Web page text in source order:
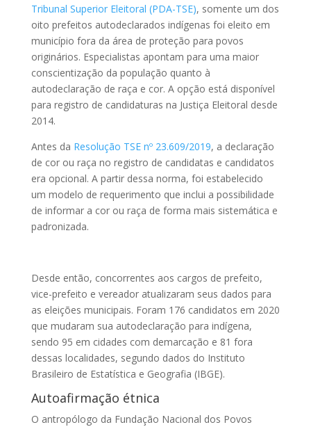
Tribunal Superior Eleitoral (PDA-TSE), somente um dos
oito prefeitos autodeclarados indígenas foi eleito em
município fora da área de proteção para povos
originários. Especialistas apontam para uma maior
conscientização da população quanto à
autodeclaração de raça e cor. A opção está disponível
para registro de candidaturas na Justiça Eleitoral desde
2014.
Antes da Resolução TSE nº 23.609/2019, a declaração
de cor ou raça no registro de candidatas e candidatos
era opcional. A partir dessa norma, foi estabelecido
um modelo ­­de requerimento que inclui a possibilidade
de informar a cor ou raça de forma mais sistemática e
padronizada.
Desde então, concorrentes aos cargos de prefeito,
vice-prefeito e vereador atualizaram seus dados para
as eleições municipais. Foram 176 candidatos em 2020
que mudaram sua autodeclaração para indígena,
sendo 95 em cidades com demarcação e 81 fora
dessas localidades, segundo dados do Instituto
Brasileiro de Estatística e Geografia (IBGE).
Autoafirmação étnica
O antropólogo da Fundação Nacional dos Povos